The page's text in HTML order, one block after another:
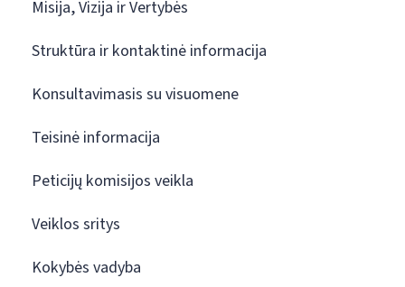
Misija, Vizija ir Vertybės
Struktūra ir kontaktinė informacija
Konsultavimasis su visuomene
Teisinė informacija
Peticijų komisijos veikla
Veiklos sritys
Kokybės vadyba